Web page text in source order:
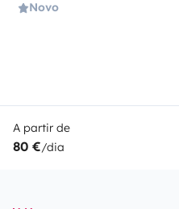
Novo
A partir de
80 €/dia